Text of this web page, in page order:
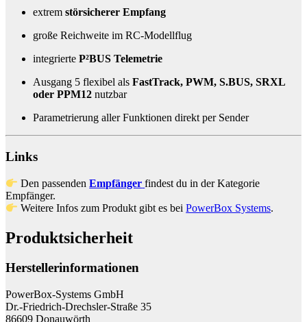
extrem störsicherer Empfang
große Reichweite im RC-Modellflug
integrierte P²BUS Telemetrie
Ausgang 5 flexibel als FastTrack, PWM, S.BUS, SRXL
oder PPM12 nutzbar
Parametrierung aller Funktionen direkt per Sender
Links
Den passendenEmpfänger findest du in der Kategorie
Empfänger.
Weitere Infos zum Produkt gibt es beiPowerBox Systems.
Produktsicherheit
Herstellerinformationen
PowerBox-Systems GmbH
Dr.-Friedrich-Drechsler-Straße 35
86609 Donauwörth